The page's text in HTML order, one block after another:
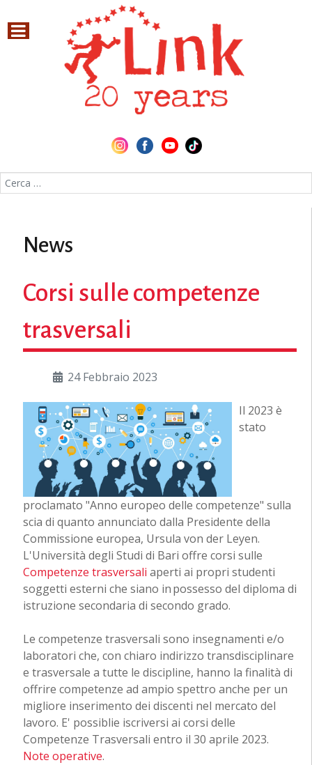
Cerca nel sito
News
Corsi sulle competenze
trasversali
24 Febbraio 2023
Il 2023 è
stato
proclamato "Anno europeo delle competenze" sulla
scia di quanto annunciato dalla Presidente della
Commissione europea, Ursula von der Leyen.
L'Università degli Studi di Bari offre corsi sulle
Competenze trasversali aperti ai propri studenti
soggetti esterni che siano in possesso del diploma di
istruzione secondaria di secondo grado.
Le competenze trasversali sono insegnamenti e/o
laboratori che, con chiaro indirizzo transdisciplinare
e trasversale a tutte le discipline, hanno la finalità di
offrire competenze ad ampio spettro anche per un
migliore inserimento dei discenti nel mercato del
lavoro. E' possiblie iscriversi ai corsi delle
Competenze Trasversali entro il 30 aprile 2023.
Note operative.